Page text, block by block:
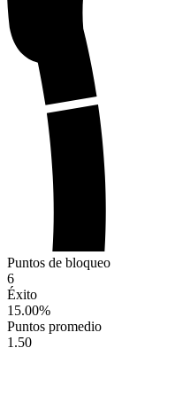
Puntos de bloqueo
6
Éxito
15.00%
Puntos promedio
1.50